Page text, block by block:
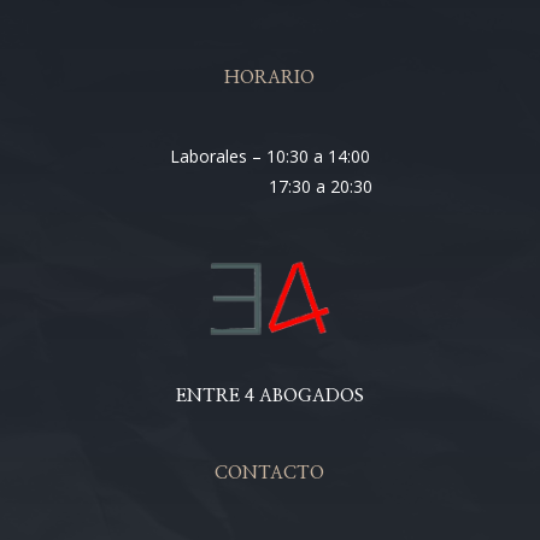
HORARIO
Laborales – 10:30 a 14:00
17:30 a 20:30
ENTRE 4 ABOGADOS
CONTACTO